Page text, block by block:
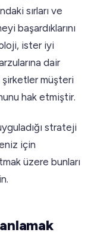
sırları ve
başardıklarını
ister iyi
dair
şirketler müşteri
hak etmiştir.
strateji
için
üzere bunları